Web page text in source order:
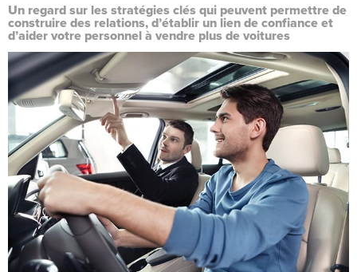
Un regard sur les stratégies clés qui peuvent permettre de
construire des relations, d’établir un lien de confiance et
d’aider votre personnel à vendre plus de voitures